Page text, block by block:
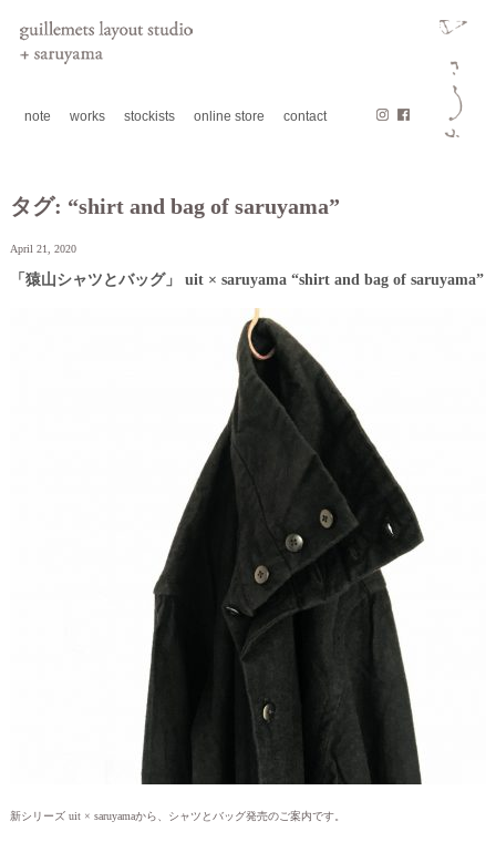
note works stockists online store contact
タグ: “shirt and bag of saruyama”
April 21, 2020
「猿山シャツとバッグ」 uit × saruyama “shirt and bag of saruyama”
新シリーズ uit × saruyamaから、シャツとバッグ発売のご案内です。